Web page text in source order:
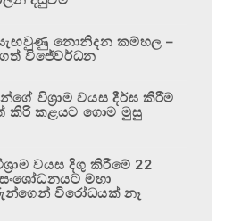
නොනිදන කම්හල –
විජේවර්ධන
විශ්‍රාම වයස දීර්ඝ කිරීම
කිරි කළයට ගොම මුසු
වයස දිගු කිරීමේ 22
මහා
විරෝධයක් නෑ